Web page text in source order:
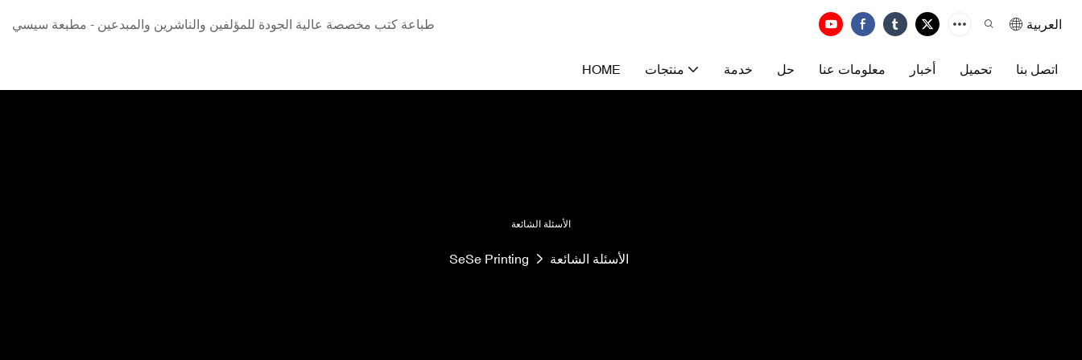
طباعة كتب مخصصة عالية الجودة للمؤلفين والناشرين والمبدعين - مطبعة سيسي العربية
HOME منتجات خدمة حل معلومات عنا أخبار تحميل اتصل بنا
الأسئلة الشائعة
SeSe Printing الأسئلة الشائعة